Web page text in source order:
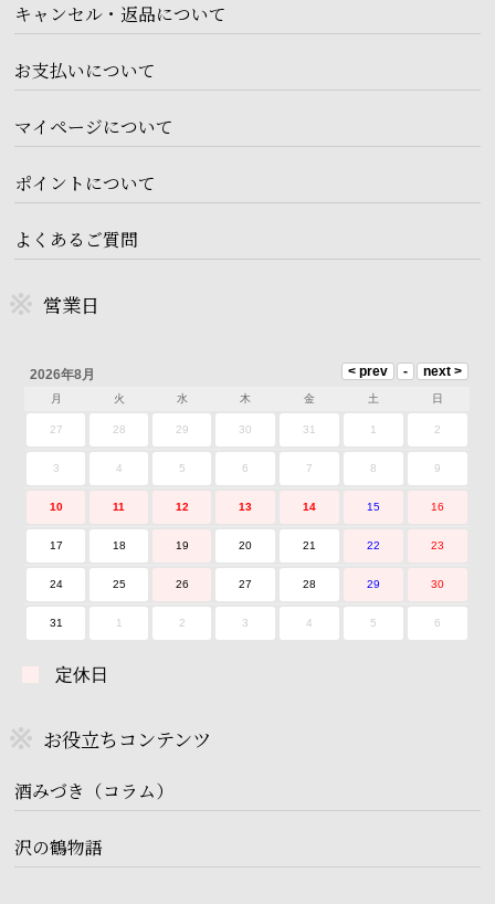
キャンセル・返品について
お支払いについて
マイページについて
ポイントについて
よくあるご質問
営業日
2026年8月
月 火 水 木 金 土 日
27 28 29 30 31 1 2
3 4 5 6 7 8 9
10 11 12 13 14 15 16
17 18 19 20 21 22 23
24 25 26 27 28 29 30
31 1 2 3 4 5 6
定休日
お役立ちコンテンツ
酒みづき（コラム）
沢の鶴物語